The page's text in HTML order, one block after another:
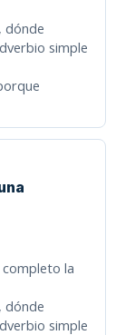
dónde
simple
la
dónde
simple